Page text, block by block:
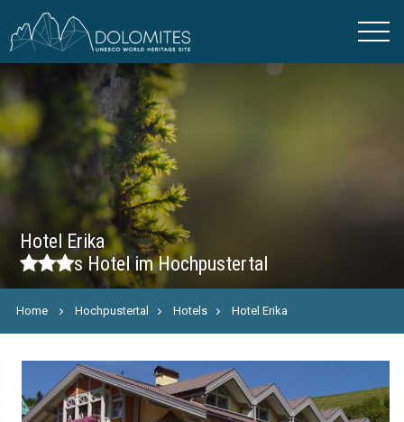
Hotel Erika
sHotel im Hochpustertal
Home Hochpustertal Hotels Hotel Erika